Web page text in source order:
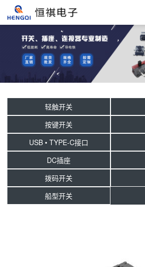
轻触开关
按键开关
USB • TYPE-C接口
DC插座
拨码开关
船型开关